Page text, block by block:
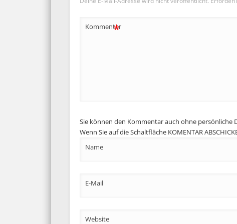
Kommentar
*
Sie können den Kommentar auch ohne persönliche
Wenn Sie auf die Schaltfläche KOMENTAR
Name
E-Mail
Website